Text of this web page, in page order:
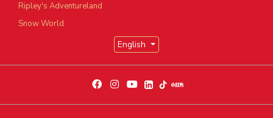
Ripley's Adventureland
Snow World
English